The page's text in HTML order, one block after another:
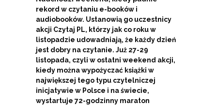
rekord w czytaniu e-booków i
audiobooków. Ustanowią go uczestnicy
akcji Czytaj PL, którzy jak co roku w
listopadzie udowadniają, że każdy dzień
jest dobry na czytanie. Już 27-29
listopada, czyli w ostatni weekend akcji,
kiedy można wypożyczać książki w
największej tego typu czytelniczej
inicjatywie w Polsce i na świecie,
wystartuje 72-godzinny maraton